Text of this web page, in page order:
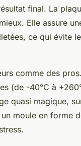
final. La
Elle assure
ce qui évite
comme des
(de -40°C à
quasi magique,
moule en forme